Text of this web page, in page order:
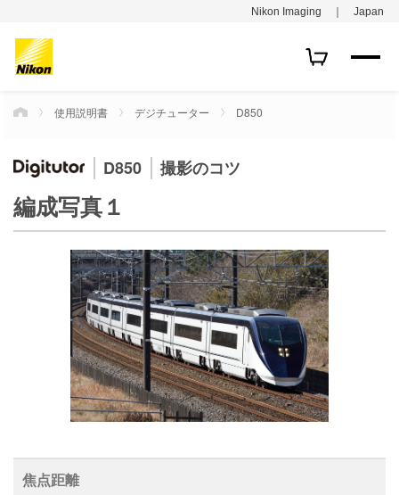
Nikon Imaging ｜ Japan
HOME使用説明書 デジチューター D850
D850 撮影のコツ
編成写真１
焦点距離